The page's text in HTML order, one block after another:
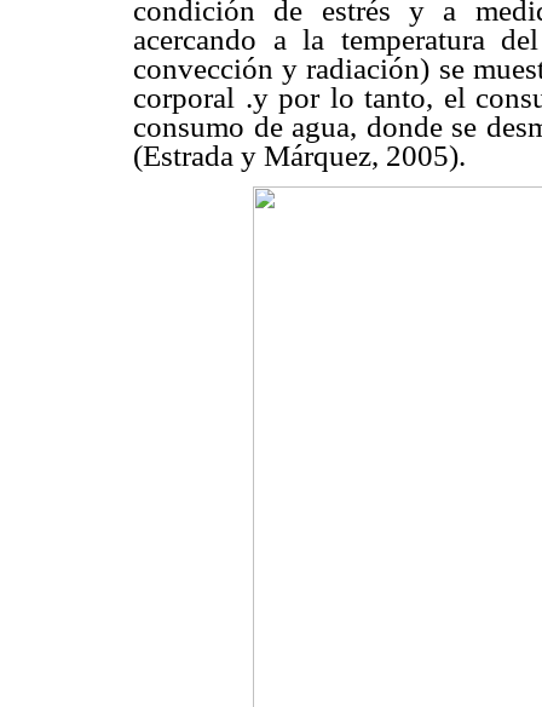
condición de estrés y a
acercando a la temperatura
convección y radiación) se
corporal .y por lo tanto, el
consumo de agua, donde se
(Estrada y Márquez, 2005).